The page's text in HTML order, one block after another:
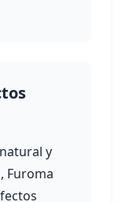
y
Furoma